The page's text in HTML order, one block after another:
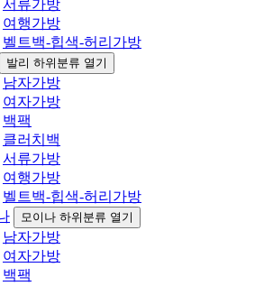
서류가방
여행가방
벨트백-힙색-허리가방
발리 하위분류 열기
남자가방
여자가방
백팩
클러치백
서류가방
여행가방
벨트백-힙색-허리가방
모이나 하위분류 열기
남자가방
여자가방
백팩